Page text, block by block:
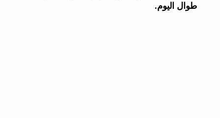
طوال اليوم.